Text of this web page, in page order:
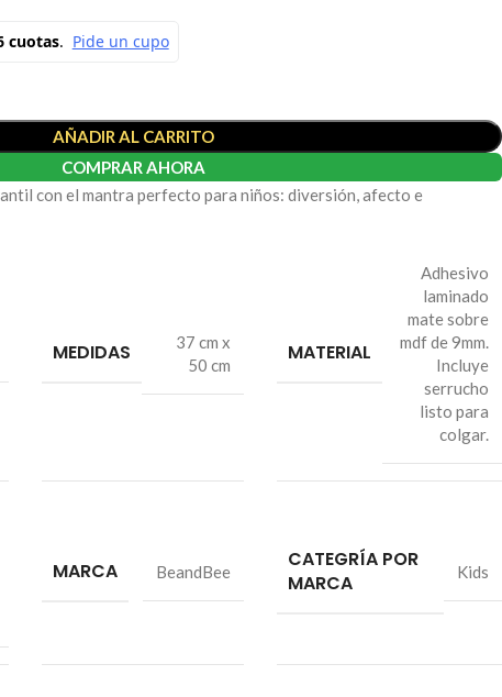
AÑADIR AL CARRITO
COMPRAR AHORA
con el mantra perfecto para niños: diversión, afecto e
MEDIDAS
37 cm x
50 cm
MATERIAL
Adhesivo
laminado
mate sobre
mdf de 9mm.
Incluye
serrucho
listo para
colgar.
MARCA BeandBee
CATEGRÍA POR
MARCA
Kids